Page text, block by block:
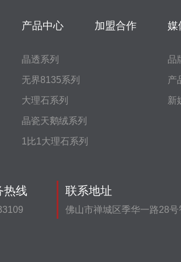
产品中心
晶透系列
无界8135系列
大理石系列
晶瓷天鹅绒系列
1比1大理石系列
加盟合作 媒
品
产
新
热线 联系地址
佛山市禅城区季华一路28